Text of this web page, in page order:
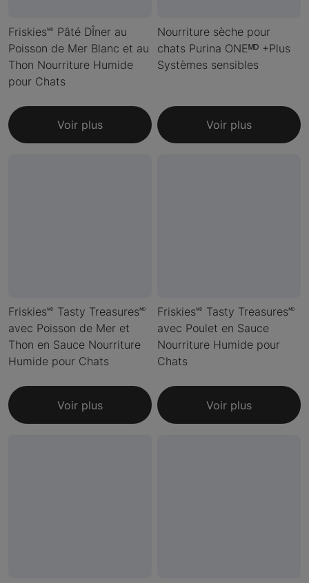
Friskies🅫 Pâté DÎner au
Poisson de Mer Blanc et au
Thon Nourriture Humide
pour Chats
Voir plus
Nourriture sèche pour
chats Purina ONEᴹᴰ +Plus
Systèmes sensibles
Voir plus
Friskies🅫 Tasty Treasures🅫
avec Poisson de Mer et
Thon en Sauce Nourriture
Humide pour Chats
Voir plus
Friskies🅫 Tasty Treasures🅫
avec Poulet en Sauce
Nourriture Humide pour
Chats
Voir plus